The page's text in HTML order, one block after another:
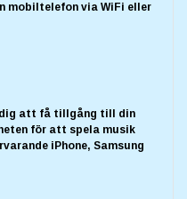
mobiltelefon via WiFi eller
att få tillgång till din
för att spela musik
iPhone, Samsung